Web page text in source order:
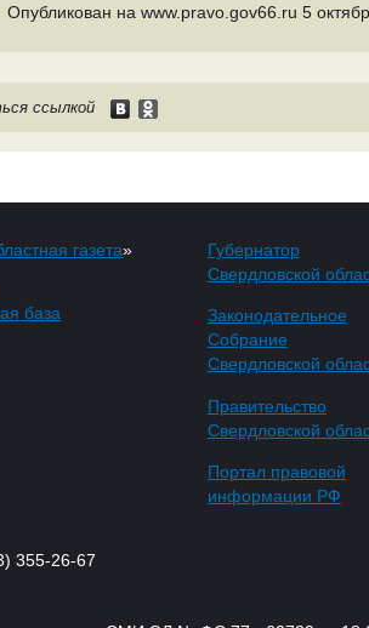
Опубликован на www.pravo.gov66.ru 5
ссылкой
газета»
база
Губернатор
Свердловской
Законодательное
Собрание
Свердловской
Правительство
Свердловской
Портал правовой
информации РФ
355-26-67